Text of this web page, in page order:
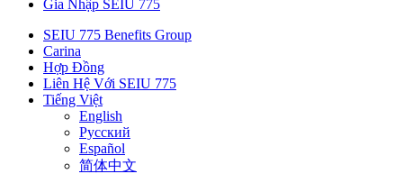
Gia Nhập SEIU 775
SEIU 775 Benefits Group
Carina
Hợp Đồng
Liên Hệ Với SEIU 775
Tiếng Việt
English
Русский
Español
简体中文